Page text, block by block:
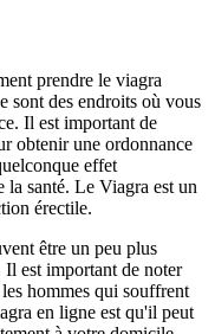
prendre le viagra
sont des endroits où vous
Il est important de
obtenir une ordonnance
effet
la santé. Le Viagra est un
érectile.
être un peu plus
Il est important de noter
hommes qui souffrent
en ligne est qu'il peut